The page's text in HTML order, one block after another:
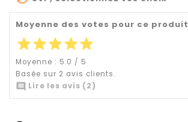
Moyenne des votes pour ce produit
starstarstarstarstar
Moyenne : 5.0 / 5
Basée sur 2 avis clients.
 Lire les avis (2)